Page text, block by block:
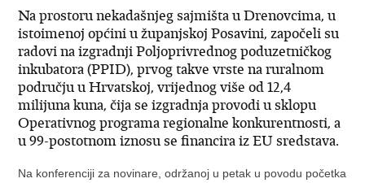
Na prostoru nekadašnjeg sajmišta u Drenovcima, u
istoimenoj općini u županjskoj Posavini, započeli su
radovi na izgradnji Poljoprivrednog poduzetničkog
inkubatora (PPID), prvog takve vrste na ruralnom
području u Hrvatskoj, vrijednog više od 12,4
milijuna kuna, čija se izgradnja provodi u sklopu
Operativnog programa regionalne konkurentnosti, a
u 99-postotnom iznosu se financira iz EU sredstava.
Na konferenciji za novinare, održanoj u petak u povodu početka